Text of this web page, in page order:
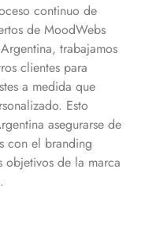
continuo de
de MoodWebs
trabajamos
clientes para
a medida que
Esto
asegurarse de
con el branding
objetivos de la marca